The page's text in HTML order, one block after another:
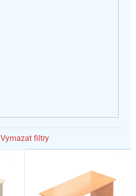
Vymazat filtry